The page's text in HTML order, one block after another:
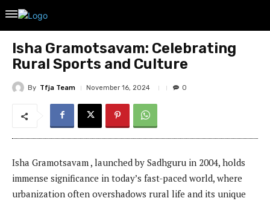
Isha Gramotsavam: Celebrating
Rural Sports and Culture
By Tfja Team November 16, 2024 0
Isha Gramotsavam , launched by Sadhguru in 2004, holds
immense significance in today’s fast-paced world, where
urbanization often overshadows rural life and its unique